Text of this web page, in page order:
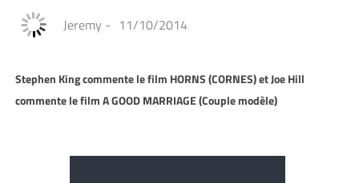
Jeremy - 11/10/2014
Stephen King commente le film HORNS (CORNES) et Joe Hill
commente le film A GOOD MARRIAGE (Couple modèle)